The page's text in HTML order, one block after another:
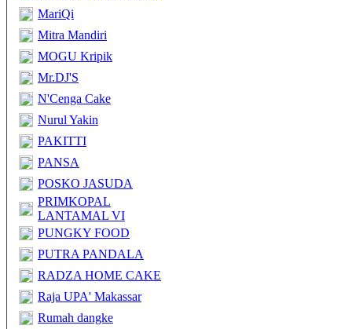
MariQi
Mitra Mandiri
MOGU Kripik
Mr.DJ'S
N'Cenga Cake
Nurul Yakin
PAKITTI
PANSA
POSKO JASUDA
PRIMKOPAL
LANTAMAL VI
PUNGKY FOOD
PUTRA PANDALA
RADZA HOME CAKE
Raja UPA' Makassar
Rumah dangke